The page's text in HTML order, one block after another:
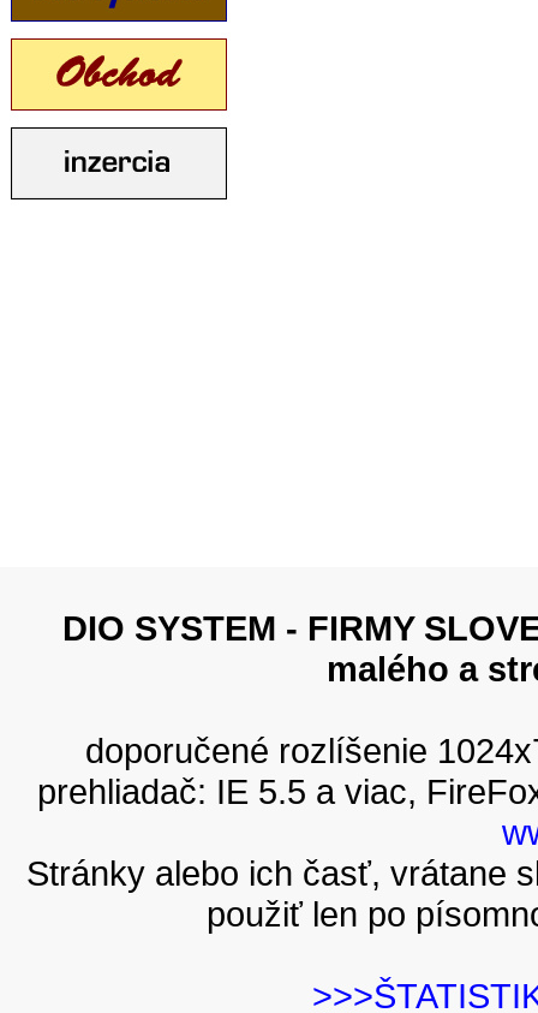
DIO SYSTEM - FIRMY
malého a
doporučené rozlíšenie
prehliadač: IE 5.5 a viac,
Stránky alebo ich časť, vrátane
použiť len po